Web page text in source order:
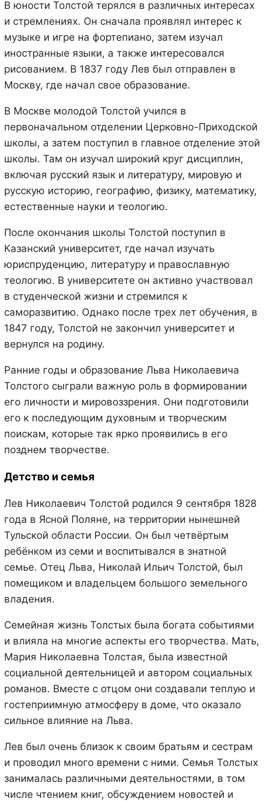
В юности Толстой терялся в различных интересах
и стремлениях. Он сначала проявлял интерес к
музыке и игре на фортепиано, затем изучал
иностранные языки, а также интересовался
рисованием. В 1837 году Лев был отправлен в
Москву, где начал свое образование.
В Москве молодой Толстой учился в
первоначальном отделении Церковно-Приходской
школы, а затем поступил в главное отделение этой
школы. Там он изучал широкий круг дисциплин,
включая русский язык и литературу, мировую и
русскую историю, географию, физику, математику,
естественные науки и теологию.
После окончания школы Толстой поступил в
Казанский университет, где начал изучать
юриспруденцию, литературу и православную
теологию. В университете он активно участвовал
в студенческой жизни и стремился к
саморазвитию. Однако после трех лет обучения, в
1847 году, Толстой не закончил университет и
вернулся на родину.
Ранние годы и образование Льва Николаевича
Толстого сыграли важную роль в формировании
его личности и мировоззрения. Они подготовили
его к последующим духовным и творческим
поискам, которые так ярко проявились в его
позднем творчестве.
Детство и семья
Лев Николаевич Толстой родился 9 сентября 1828
года в Ясной Поляне, на территории нынешней
Тульской области России. Он был четвёртым
ребёнком из семи и воспитывался в знатной
семье. Отец Льва, Николай Ильич Толстой, был
помещиком и владельцем большого земельного
владения.
Семейная жизнь Толстых была богата событиями
и влияла на многие аспекты его творчества. Мать,
Мария Николаевна Толстая, была известной
социальной деятельницей и автором социальных
романов. Вместе с отцом они создавали теплую и
гостеприимную атмосферу в доме, что оказало
сильное влияние на Льва.
Лев был очень близок к своим братьям и сестрам
и проводил много времени с ними. Семья Толстых
занималась различными деятельностями, в том
числе чтением книг, обсуждением новостей и